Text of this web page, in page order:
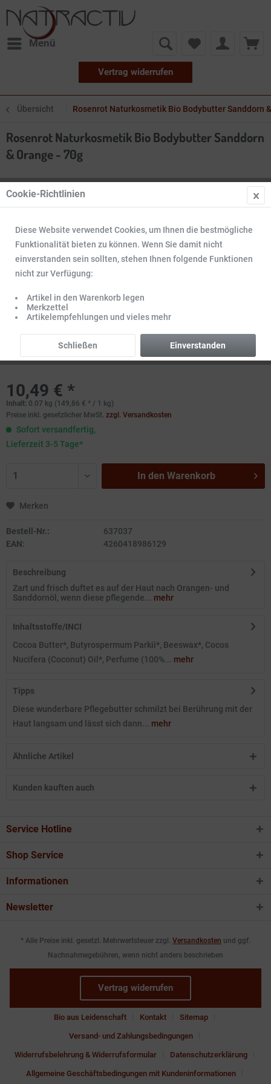
Menü
Vertrag widerrufen
Übersicht Rosenrot Naturkosmetik Bio Bodybutter Sanddorn
Rosenrot Naturkosmetik Bio Bodybutter Sanddorn
& Orange - 70g
10,49 € *
Inhalt: 0.07 kg (149,86 € * / 1 kg)
Preise inkl. gesetzlicher MwSt. zzgl. Versandkosten
Sofort versandfertig,
Lieferzeit 3-5 Tage*
In den Warenkorb
Merken
Bestell-Nr.:
637037
EAN:
4260418986129
Beschreibung
Zart und frisch duftet es auf der Haut nach Orangen- und
Sanddornöl, wenn diese pflegende... mehr
Inhaltsstoffe/INCI
Cocoa Butter*, Butyrospermum Parkii*, Beeswax*, Cocos
Nucifera (Coconut) Oil*, Perfume (100%... mehr
Tipps
Diese wunderbare Pflegebutter schmilzt bei Berührung mit der
Haut langsam und lässt sich dann... mehr
Ähnliche Artikel
Kunden kauften auch
Service Hotline
Shop Service
Informationen
Newsletter
* Alle Preise inkl. gesetzl. Mehrwertsteuer zzgl. Versandkosten und ggf.
Nachnahmegebühren, wenn nicht anders beschrieben
Vertrag widerrufen
Bio aus Leidenschaft Kontakt Sitemap
Versand- und Zahlungsbedingungen
Widerrufsbelehrung & Widerrufsformular Datenschutzerklärung
Allgemeine Geschäftsbedingungen mit Kundeninformationen
Cookie-Richtlinien
Diese Website verwendet Cookies, um Ihnen die bestmögliche
Funktionalität bieten zu können. Wenn Sie damit nicht
einverstanden sein sollten, stehen Ihnen folgende Funktionen
nicht zur Verfügung:
Artikel in den Warenkorb legen
Merkzettel
Artikelempfehlungen und vieles mehr
Einverstanden
Schließen